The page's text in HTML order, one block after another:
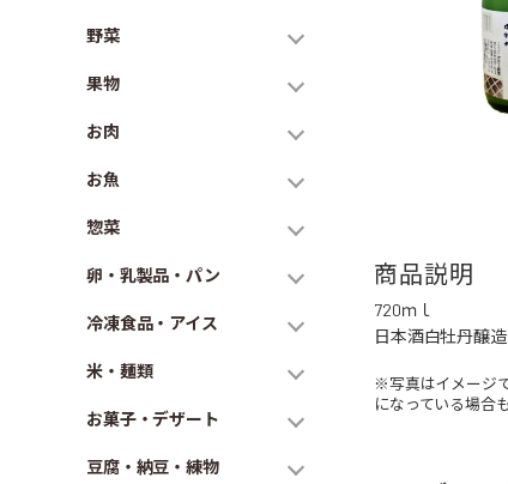
野菜
果物
お肉
お魚
惣菜
卵・乳製品・パン
冷凍食品・アイス
米・麺類
お菓子・デザート
豆腐・納豆・練物
商品説明
720ｍｌ
日本酒白牡丹醸
※写真はイメージ
になっている場合